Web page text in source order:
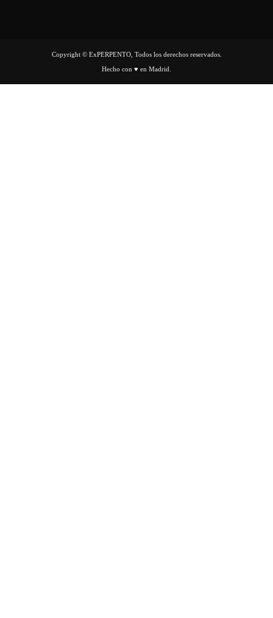
Copyright © ExPERPENTO, Todos los derechos reservados.
Hecho con ♥ en Madrid.